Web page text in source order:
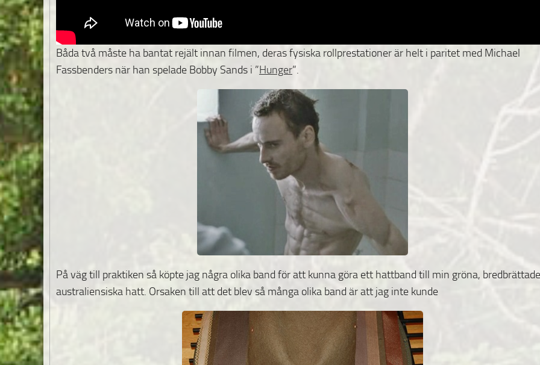
Båda två måste ha bantat rejält innan filmen, deras fysiska rollprestationer är helt i paritet med Michael
Fassbenders när han spelade Bobby Sands i ”Hunger”.
På väg till praktiken så köpte jag några olika band för att kunna göra ett hattband till min gröna,
australiensiska hatt. Orsaken till att det blev så många olika band är att jag inte kunde